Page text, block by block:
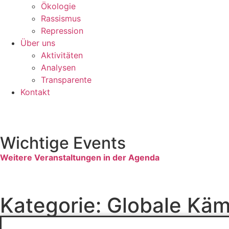
Ökologie
Rassismus
Repression
Über uns
Aktivitäten
Analysen
Transparente
Kontakt
Wichtige Events
Weitere Veranstaltungen in der Agenda
Kategorie: Globale